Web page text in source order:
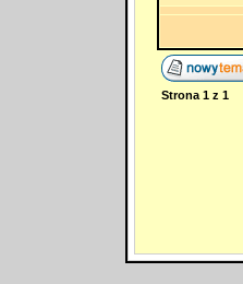
Strona 1z 1